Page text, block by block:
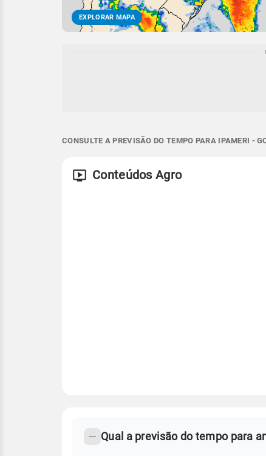
EXPLORAR MAPA
CONSULTE A PREVISÃO DO TEMPO PARA IPAMERI -
Conteúdos Agro
Qual a previsão do tempo para